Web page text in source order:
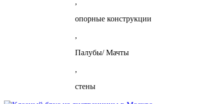
опорные конструкции
,
Палубы/ Мачты
,
стены